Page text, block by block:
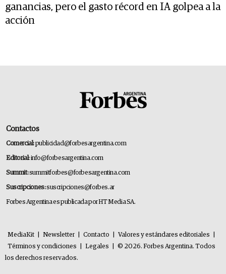
ganancias, pero el gasto récord en IA golpea a la
acción
Contactos
Comercial:publicidad@forbesargentina.com
Editorial:info@forbesargentina.com
Summit:summitforbes@forbesargentina.com
Suscripciones:suscripciones@forbes.ar
Forbes Argentina es publicada por HT Media SA.
MediaKit Newsletter Contacto Valores y estándares editoriales
Términos y condiciones
Legales
© 2026. Forbes Argentina. Todos
los derechos reservados.